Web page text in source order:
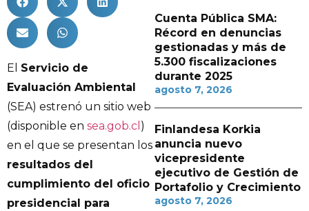
El Servicio de
Evaluación Ambiental
(SEA) estrenó un sitio web
(disponible en sea.gob.cl )
en el que se presentan los
resultados del
cumplimiento del oficio
presidencial para
Cuenta Pública SMA:
Récord en denuncias
gestionadas y más de
5.300 fiscalizaciones
durante 2025
agosto 7, 2026
Finlandesa Korkia
anuncia nuevo
vicepresidente
ejecutivo de Gestión de
Portafolio y Crecimiento
agosto 7, 2026